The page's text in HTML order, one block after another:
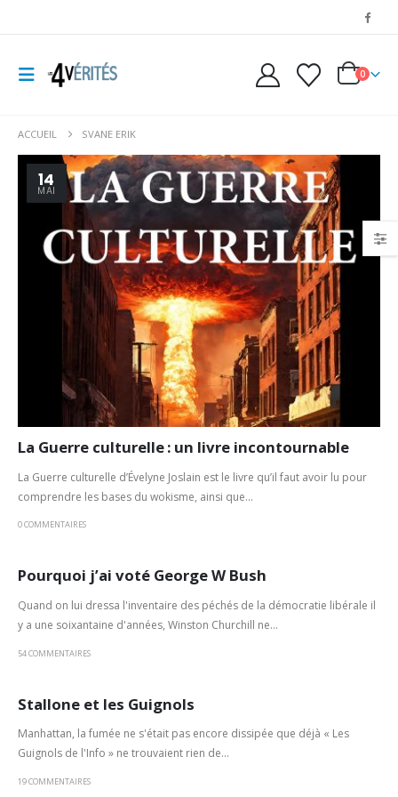
0
ACCUEIL SVANE ERIK
14
MAI
La Guerre culturelle : un livre incontournable
La Guerre culturelle d’Évelyne Joslain est le livre qu’il faut avoir lu pour
comprendre les bases du wokisme, ainsi que...
0 COMMENTAIRES
Pourquoi j’ai voté George W Bush
Quand on lui dressa l'inventaire des péchés de la démocratie libérale il
y a une soixantaine d'années, Winston Churchill ne...
54 COMMENTAIRES
Stallone et les Guignols
Manhattan, la fumée ne s'était pas encore dissipée que déjà « Les
Guignols de l'Info » ne trouvaient rien de...
19 COMMENTAIRES